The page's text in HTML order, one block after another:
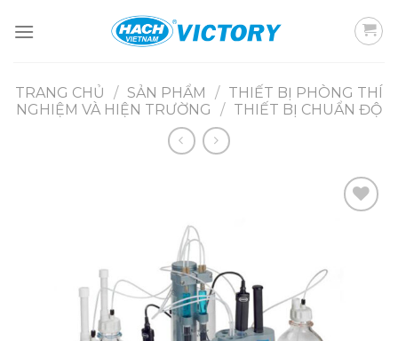
TRANG CHỦ / SẢN PHẨM / THIẾT BỊ PHÒNG THÍ
NGHIỆM VÀ HIỆN TRƯỜNG
/ THIẾT BỊ CHUẨN ĐỘ